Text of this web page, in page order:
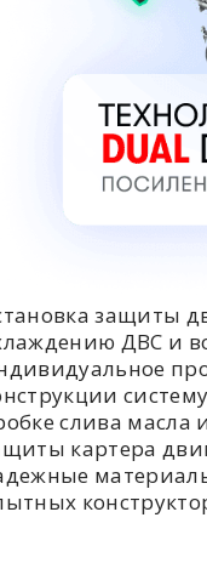
защиты
ДВС и
слива масла
картера